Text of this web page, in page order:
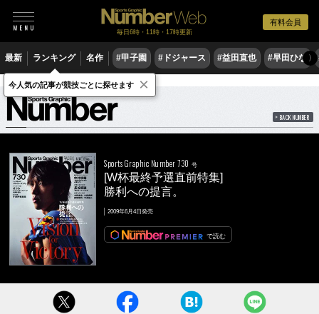
有料会員
毎日6時・11時・17時更新
最新 ランキング 名作 #甲子園 #ドジャース #益田直也 #早田ひな 〉
雑誌 Number 730号
BACK NUMBER
Sports Graphic Number 730 号
[W杯最終予選直前特集]
勝利への提言。
2009年6月4日発売
で読む
今人気の記事が競技ごとに探せます ×